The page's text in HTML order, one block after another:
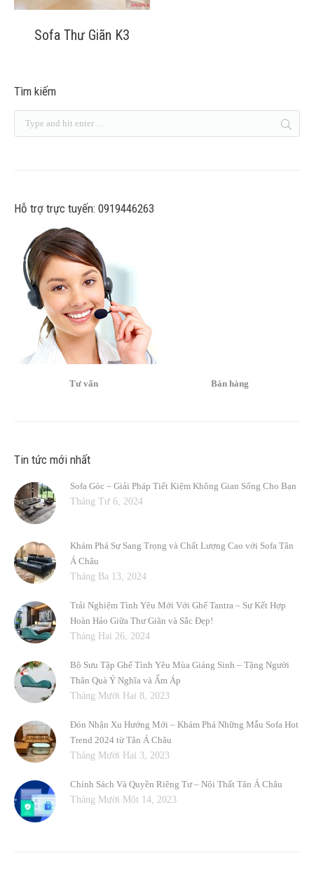
Sofa Thư Giãn K3
Tìm kiếm
Hỗ trợ trực tuyến: 0919446263
Tư vấn Bán hàng
Tin tức mới nhất
Sofa Góc – Giải Pháp Tiết Kiệm Không Gian Sống Cho Bạn
Tháng Tư 6, 2024
Khám Phá Sự Sang Trọng và Chất Lượng Cao với Sofa Tân
Á Châu
Tháng Ba 13, 2024
Trải Nghiệm Tình Yêu Mới Với Ghế Tantra – Sự Kết Hợp
Hoàn Hảo Giữa Thư Giãn và Sắc Đẹp!
Tháng Hai 26, 2024
Bộ Sưu Tập Ghế Tình Yêu Mùa Giáng Sinh – Tặng Người
Thân Quà Ý Nghĩa và Ấm Áp
Tháng Mười Hai 8, 2023
Đón Nhận Xu Hướng Mới – Khám Phá Những Mẫu Sofa Hot
Trend 2024 từ Tân Á Châu
Tháng Mười Hai 3, 2023
Chính Sách Và Quyền Riêng Tư – Nội Thất Tân Á Châu
Tháng Mười Một 14, 2023